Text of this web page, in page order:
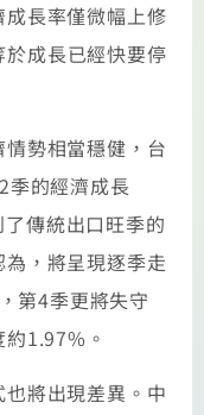
長率僅微幅上修
成長已經快要停
勢相當穩健，台
季的經濟成長
傳統出口旺季的
，將呈現逐季走
第4季更將失守
1.97%。
將出現差異。中